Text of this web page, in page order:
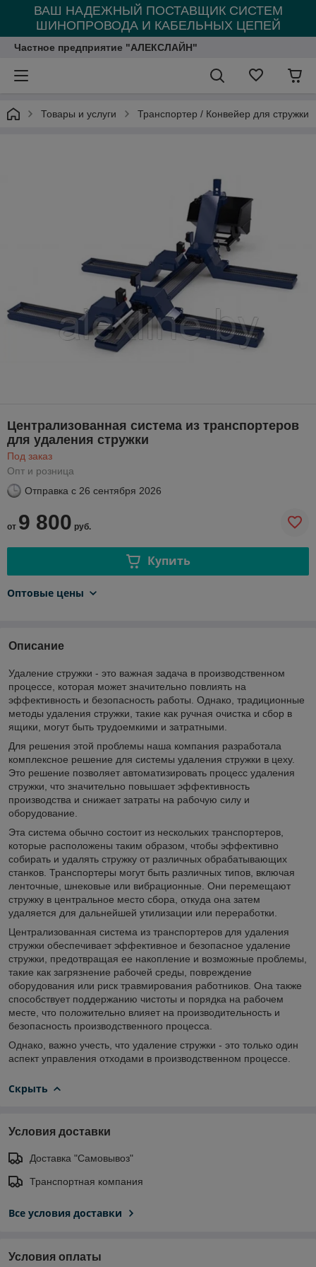
ВАШ НАДЕЖНЫЙ ПОСТАВЩИК СИСТЕМ
ШИНОПРОВОДА И КАБЕЛЬНЫХ ЦЕПЕЙ
Частное предприятие "АЛЕКСЛАЙН"
Товары и услуги Транспортер / Конвейер для стружки
Централизованная система из транспортеров
для удаления стружки
Под заказ
Опт и розница
Отправка с 26 сентября 2026
от 9 800 руб.
Купить
Оптовые цены
Описание
Удаление стружки - это важная задача в производственном
процессе, которая может значительно повлиять на
эффективность и безопасность работы. Однако, традиционные
методы удаления стружки, такие как ручная очистка и сбор в
ящики, могут быть трудоемкими и затратными.
Для решения этой проблемы наша компания разработала
комплексное решение для системы удаления стружки в цеху.
Это решение позволяет автоматизировать процесс удаления
стружки, что значительно повышает эффективность
производства и снижает затраты на рабочую силу и
оборудование.
Эта система обычно состоит из нескольких транспортеров,
которые расположены таким образом, чтобы эффективно
собирать и удалять стружку от различных обрабатывающих
станков. Транспортеры могут быть различных типов, включая
ленточные, шнековые или вибрационные. Они перемещают
стружку в центральное место сбора, откуда она затем
удаляется для дальнейшей утилизации или переработки.
Централизованная система из транспортеров для удаления
стружки обеспечивает эффективное и безопасное удаление
стружки, предотвращая ее накопление и возможные проблемы,
такие как загрязнение рабочей среды, повреждение
оборудования или риск травмирования работников. Она также
способствует поддержанию чистоты и порядка на рабочем
месте, что положительно влияет на производительность и
безопасность производственного процесса.
Однако, важно учесть, что удаление стружки - это только один
аспект управления отходами в производственном процессе.
Скрыть
Условия доставки
Доставка "Самовывоз"
Транспортная компания
Все условия доставки
Условия оплаты